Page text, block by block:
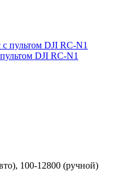
DJI RC-N1
100-12800 (ручной)